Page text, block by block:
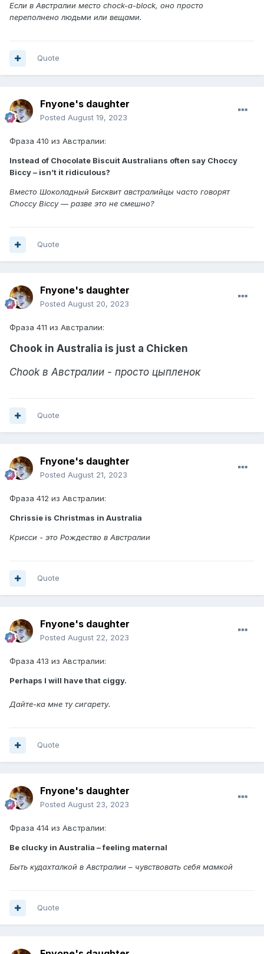
Если в Австралии место chock-a-block, оно просто
переполнено людьми или вещами.
Quote
Fnyone's daughter
Posted August 19, 2023
Фраза 410 из Австралии:
Instead of Chocolate Biscuit Australians often say Choccy
Biccy – isn’t it ridiculous?
Вместо Шоколадный Бисквит австралийцы часто говорят
Choccy Biccy — разве это не смешно?
Quote
Fnyone's daughter
Posted August 20, 2023
Фраза 411 из Австралии:
Chook in Australia is just a Chicken
Chook в Австралии - просто цыпленок
Quote
Fnyone's daughter
Posted August 21, 2023
Фраза 412 из Австралии:
Chrissie is Christmas in Australia
Крисси - это Рождество в Австралии
Quote
Fnyone's daughter
Posted August 22, 2023
Фраза 413 из Австралии:
Perhaps I will have that ciggy.
Дайте-ка мне ту сигарету.
Quote
Fnyone's daughter
Posted August 23, 2023
Фраза 414 из Австралии:
Be clucky in Australia – feeling maternal
Быть кудахталкой в Австралии – чувствовать себя мамкой
Quote